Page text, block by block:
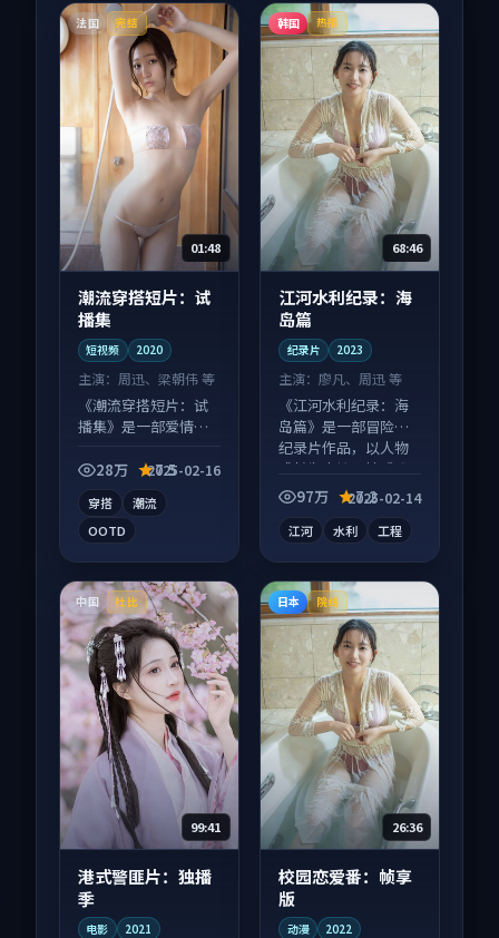
法国 完结
01:48
潮流穿搭短片：试
播集
短视频 2020
主演： 周迅、梁朝伟 等
《潮流穿搭短片：试
播集》是一部爱情向
凑信息量大，适合沉
28万 7.5
2025-02-16
穿搭
潮流
OOTD
韩国 热播
68:46
江河水利纪录：海
岛篇
纪录片 2023
主演：廖凡、周迅 等
《江河水利纪录：海
岛篇》是一部冒险向
纪录片作品，以人物
成长为内核，情感戏
份扎实。
97万 7.2
2025-02-14
江河 水利 工程
中国 杜比
99:41
港式警匪片：独播
季
电影 2021
日本 院线
26:36
校园恋爱番：帧享
版
动漫 2022